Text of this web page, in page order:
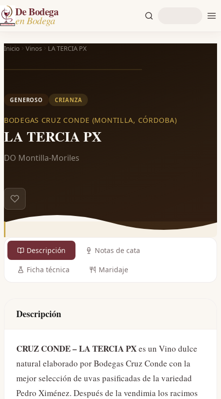
De Bodega
en Bodega
Inicio Vinos LA TERCIA PX
GENEROSO CRIANZA
BODEGAS CRUZ CONDE (MONTILLA, CÓRDOBA)
LA TERCIA PX
DO Montilla-Moriles
Descripción Notas de cata
Ficha técnica Maridaje
Descripción
CRUZ CONDE – LA TERCIA PXes un Vino dulce
natural elaborado por Bodegas Cruz Conde con la
mejor selección de uvas pasificadas de la variedad
Pedro Ximénez. Después de la vendimia los racimos